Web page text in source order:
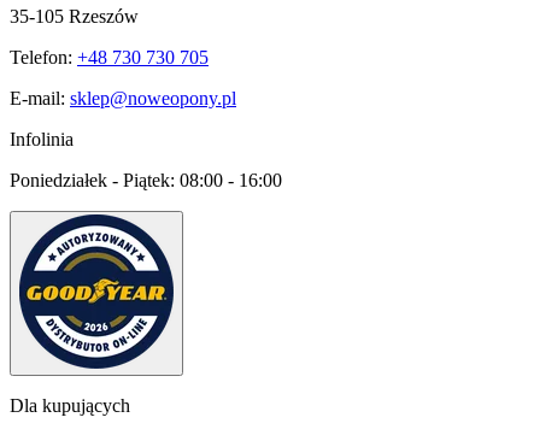
35-105 Rzeszów
Telefon: +48 730 730 705
E-mail: sklep@noweopony.pl
Infolinia
Poniedziałek - Piątek: 08:00 - 16:00
Dla kupujących